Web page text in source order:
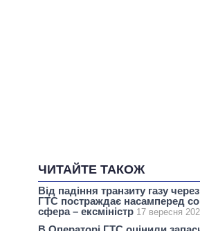
ЧИТАЙТЕ ТАКОЖ
Від падіння транзиту газу
ГТС постраждає насамперед
сфера – ексміністр 17 вересня